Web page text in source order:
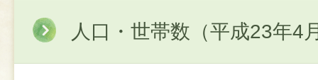
人口・世帯数（平成23年4